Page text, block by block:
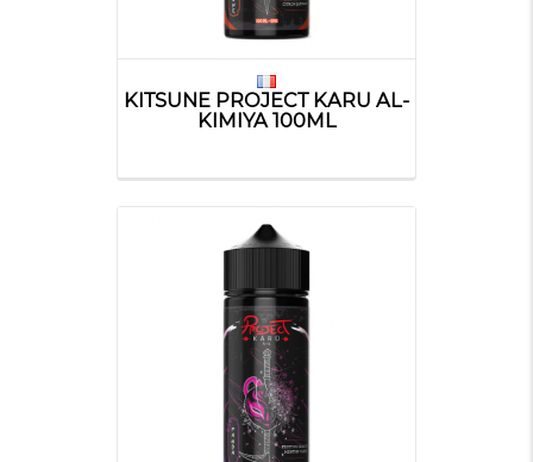
KITSUNE PROJECT KARU AL-
KIMIYA 100ML